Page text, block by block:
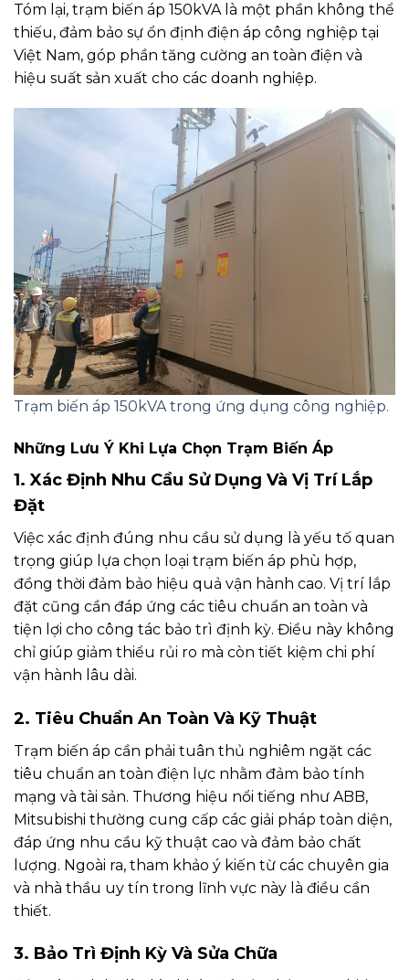
Tóm lại, trạm biến áp 150kVA là một phần không thể
thiếu, đảm bảo sự ổn định điện áp công nghiệp tại
Việt Nam, góp phần tăng cường an toàn điện và
hiệu suất sản xuất cho các doanh nghiệp.
Trạm biến áp 150kVA trong ứng dụng công nghiệp.
Những Lưu Ý Khi Lựa Chọn Trạm Biến Áp
1. Xác Định Nhu Cầu Sử Dụng Và Vị Trí Lắp
Đặt
Việc xác định đúng nhu cầu sử dụng là yếu tố quan
trọng giúp lựa chọn loại trạm biến áp phù hợp,
đồng thời đảm bảo hiệu quả vận hành cao. Vị trí lắp
đặt cũng cần đáp ứng các tiêu chuẩn an toàn và
tiện lợi cho công tác bảo trì định kỳ. Điều này không
chỉ giúp giảm thiểu rủi ro mà còn tiết kiệm chi phí
vận hành lâu dài.
2. Tiêu Chuẩn An Toàn Và Kỹ Thuật
Trạm biến áp cần phải tuân thủ nghiêm ngặt các
tiêu chuẩn an toàn điện lực nhằm đảm bảo tính
mạng và tài sản. Thương hiệu nổi tiếng như ABB,
Mitsubishi thường cung cấp các giải pháp toàn diện,
đáp ứng nhu cầu kỹ thuật cao và đảm bảo chất
lượng. Ngoài ra, tham khảo ý kiến từ các chuyên gia
và nhà thầu uy tín trong lĩnh vực này là điều cần
thiết.
3. Bảo Trì Định Kỳ Và Sửa Chữa